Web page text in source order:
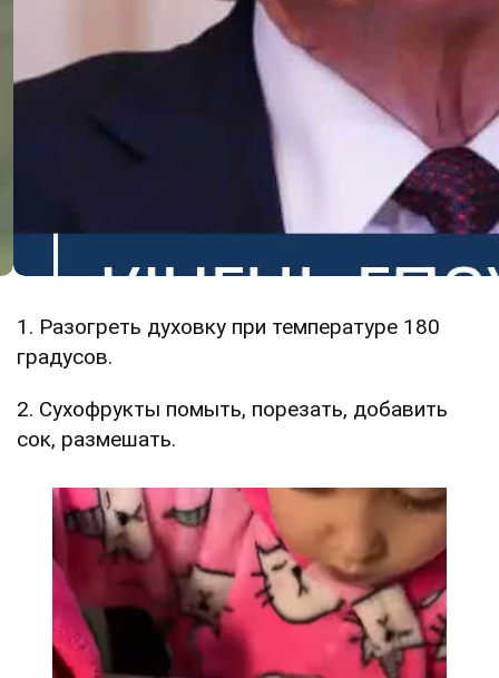
1. Разогреть духовку при температуре 180
градусов.
2. Сухофрукты помыть, порезать, добавить
сок, размешать.